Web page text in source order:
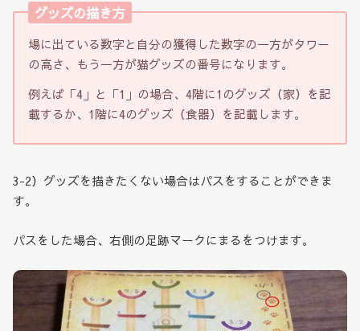
グッズの描き方
場に出ている数字と自分の獲得した数字の一方がタワー
の高さ、もう一方が猫グッズの番号になります。
例えば「4」と「1」の場合、4階に1のグッズ（家）を記
載するか、1階に4のグッズ（食器）を記載します。
3-2）グッズを描きたくない場合はパスをすることができま
す。
パスをした場合、右側の足跡マークにまるをつけます。